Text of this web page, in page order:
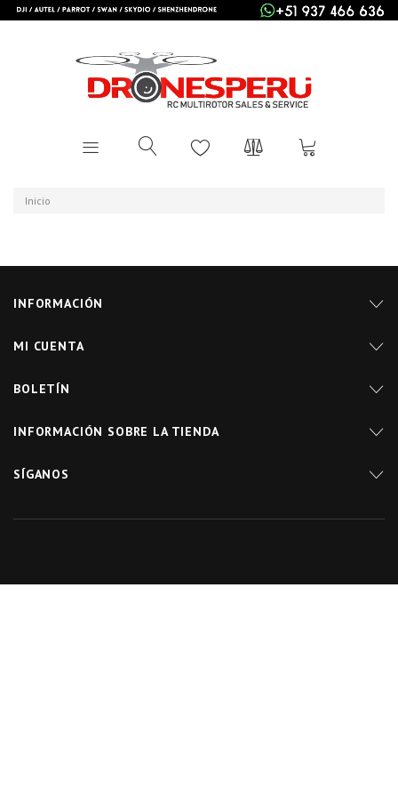
Inicio
INFORMACIÓN
MI CUENTA
BOLETÍN
INFORMACIÓN SOBRE LA TIENDA
SÍGANOS